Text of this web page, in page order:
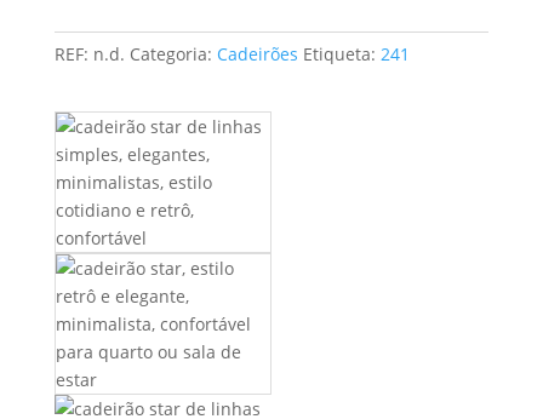
253,00 €
through
REF: n.d. Categoria: Cadeirões Etiqueta: 241